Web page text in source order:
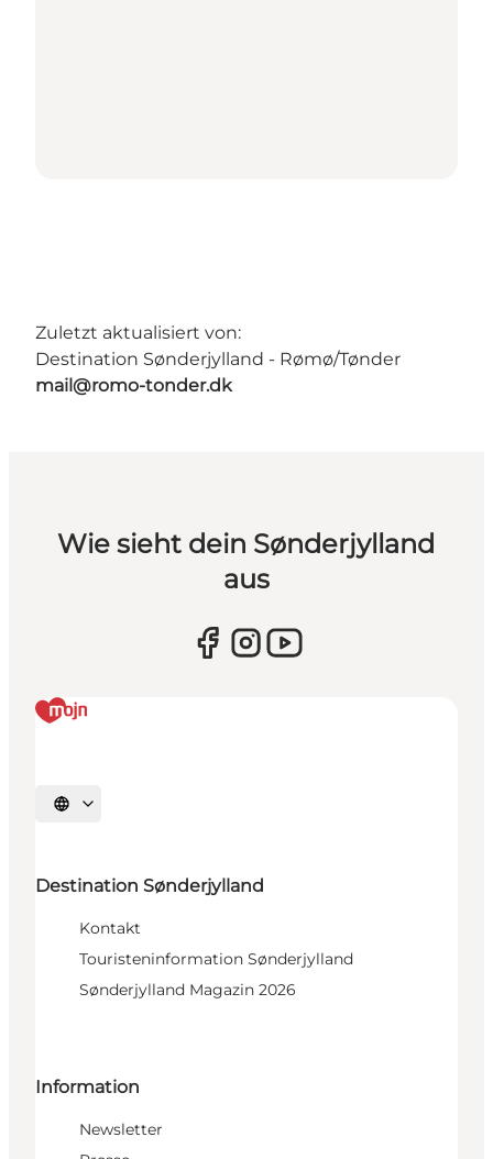
Zuletzt aktualisiert von:
Destination Sønderjylland - Rømø/Tønder
mail@romo-tonder.dk
Wie sieht dein Sønderjylland
aus
Sprache auswählen
Destination Sønderjylland
Kontakt
Touristeninformation Sønderjylland
Sønderjylland Magazin 2026
Information
Newsletter